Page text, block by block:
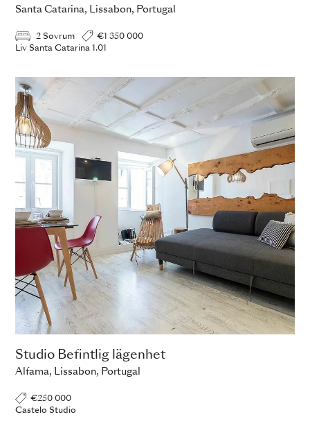
Santa Catarina, Lissabon, Portugal
2 Sovrum
€1 350 000
Liv Santa Catarina 1.01
Studio Befintlig lägenhet
Alfama, Lissabon, Portugal
€250 000
Castelo Studio